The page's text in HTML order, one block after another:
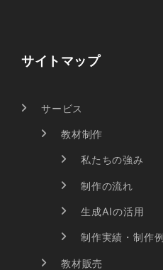
サイトマップ
サービス
教材制作
私たちの強み
制作の流れ
生成AIの活用
制作実績・制作例
教材販売